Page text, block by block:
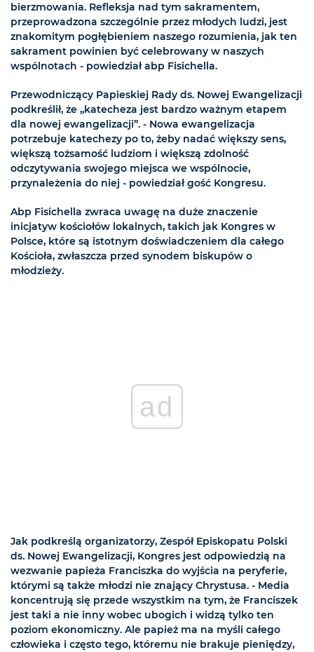
bierzmowania. Refleksja nad tym sakramentem,
przeprowadzona szczególnie przez młodych ludzi, jest
znakomitym pogłębieniem naszego rozumienia, jak ten
sakrament powinien być celebrowany w naszych
wspólnotach - powiedział abp Fisichella.
Przewodniczący Papieskiej Rady ds. Nowej Ewangelizacji
podkreślił, że „katecheza jest bardzo ważnym etapem
dla nowej ewangelizacji”. - Nowa ewangelizacja
potrzebuje katechezy po to, żeby nadać większy sens,
większą tożsamość ludziom i większą zdolność
odczytywania swojego miejsca we wspólnocie,
przynależenia do niej - powiedział gość Kongresu.
Abp Fisichella zwraca uwagę na duże znaczenie
inicjatyw kościołów lokalnych, takich jak Kongres w
Polsce, które są istotnym doświadczeniem dla całego
Kościoła, zwłaszcza przed synodem biskupów o
młodzieży.
ad
Jak podkreślą organizatorzy, Zespół Episkopatu Polski
ds. Nowej Ewangelizacji, Kongres jest odpowiedzią na
wezwanie papieża Franciszka do wyjścia na peryferie,
którymi są także młodzi nie znający Chrystusa. - Media
koncentrują się przede wszystkim na tym, że Franciszek
jest taki a nie inny wobec ubogich i widzą tylko ten
poziom ekonomiczny. Ale papież ma na myśli całego
człowieka i często tego, któremu nie brakuje pieniędzy,